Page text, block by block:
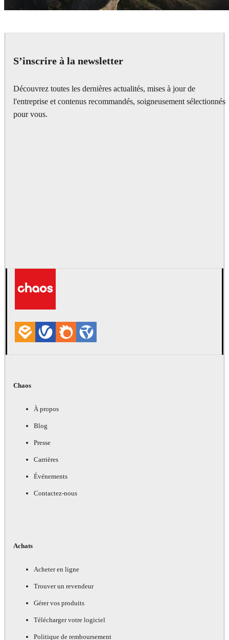
S’inscrire à la newsletter
Découvrez toutes les dernières actualités, mises à jour de
l'entreprise et contenus recommandés, soigneusement sélectionnés
pour vous.
Chaos
À propos
Blog
Presse
Carrières
Événements
Contactez-nous
Achats
Acheter en ligne
Trouver un revendeur
Gérer vos produits
Télécharger votre logiciel
Politique de remboursement